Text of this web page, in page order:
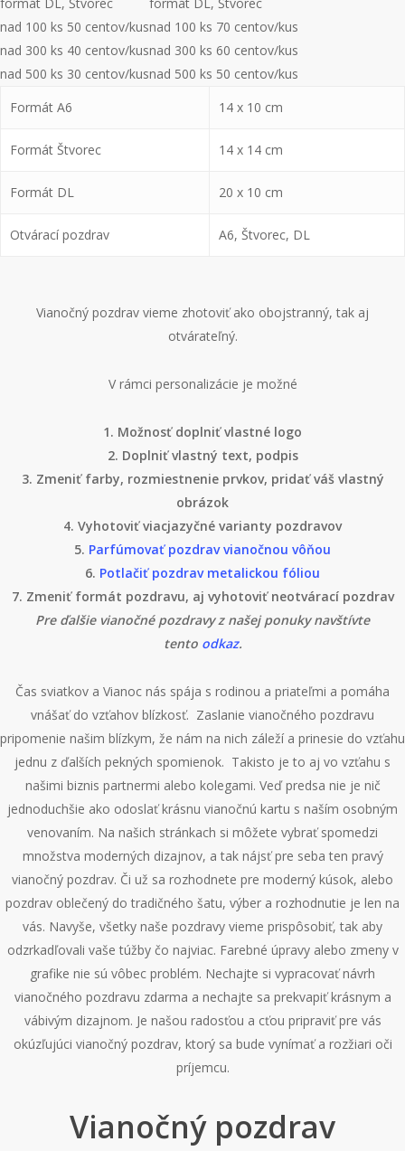
nad 100 ks 50 centov/kus
nad 300 ks 40 centov/kus
nad 500 ks 30 centov/kus
nad 100 ks 70 centov/kus
nad 300 ks 60 centov/kus
nad 500 ks 50 centov/kus
Formát A6
14 x 10 cm
Formát Štvorec 14 x 14 cm
Formát DL 20 x 10 cm
Otvárací pozdrav A6, Štvorec, DL
Vianočný pozdrav vieme zhotoviť ako obojstranný, tak aj
otvárateľný.
V rámci personalizácie je možné
1. Možnosť doplniť vlastné logo
2. Doplniť vlastný text, podpis
3. Zmeniť farby, rozmiestnenie prvkov, pridať váš vlastný
obrázok
4. Vyhotoviť viacjazyčné varianty pozdravov
5. Parfúmovať pozdrav vianočnou vôňou
6. Potlačiť pozdrav metalickou fóliou
7. Zmeniť formát pozdravu, aj vyhotoviť neotvárací pozdrav
Pre ďalšie vianočné pozdravy z našej ponuky navštívte
tento odkaz.
Čas sviatkov a Vianoc nás spája s rodinou a priateľmi a pomáha
vnášať do vzťahov blízkosť. Zaslanie vianočného pozdravu
pripomenie našim blízkym, že nám na nich záleží a prinesie do vzťahu
jednu z ďalších pekných spomienok. Takisto je to aj vo vzťahu s
našimi biznis partnermi alebo kolegami. Veď predsa nie je nič
jednoduchšie ako odoslať krásnu vianočnú kartu s naším osobným
venovaním. Na našich stránkach si môžete vybrať spomedzi
množstva moderných dizajnov, a tak nájsť pre seba ten pravý
vianočný pozdrav. Či už sa rozhodnete pre moderný kúsok, alebo
pozdrav oblečený do tradičného šatu, výber a rozhodnutie je len na
vás. Navyše, všetky naše pozdravy vieme prispôsobiť, tak aby
odzrkadľovali vaše túžby čo najviac. Farebné úpravy alebo zmeny v
grafike nie sú vôbec problém. Nechajte si vypracovať návrh
vianočného pozdravu zdarma a nechajte sa prekvapiť krásnym a
vábivým dizajnom. Je našou radosťou a cťou pripraviť pre vás
okúzľujúci vianočný pozdrav, ktorý sa bude vynímať a rozžiari oči
príjemcu.
Vianočný pozdrav